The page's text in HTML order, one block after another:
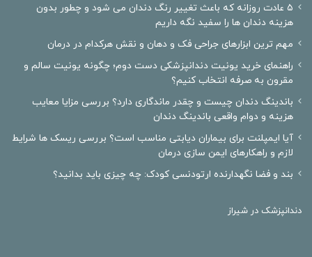
۵ عادت روزانه که باعث تغییر رنگ دندان می شود و چطور بدون
هزینه دندان ها را سفید نگه داریم
مهم ترین ابزارهای جراحی فک و دهان و نقش هرکدام در درمان
راهنمای خرید یونیت دندانپزشکی دست دوم؛ چگونه یونیت سالم و
مقرون به صرفه انتخاب کنیم؟
باندینگ دندان چیست و چقدر ماندگاری دارد؟ بررسی مزایا معایب
هزینه و دوام واقعی باندینگ دندان
آیا ایمپلنت برای بیماران دیابتی مناسب است؟ بررسی ریسک ها شرایط
لازم و راهکارهای ایمن سازی درمان
بند و فضا نگهدارنده ارتودنسی کودک: چه چیزی باید بدانید؟
دندانپزشک در شیراز